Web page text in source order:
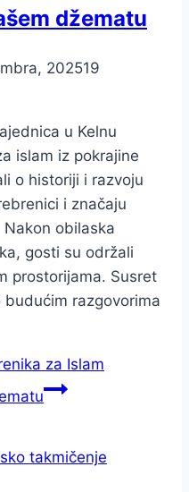
džematu
202519
u Kelnu
islam iz pokrajine
o historiji i razvoju
i značaju
obilaska
gosti su održali
prostorijama. Susret
razgovorima
za Islam